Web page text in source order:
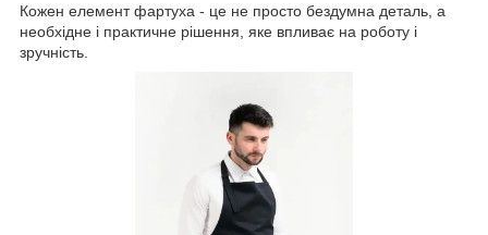
Кожен елемент фартуха - це не просто бездумна деталь, а
необхідне і практичне рішення, яке впливає на роботу і
зручність.